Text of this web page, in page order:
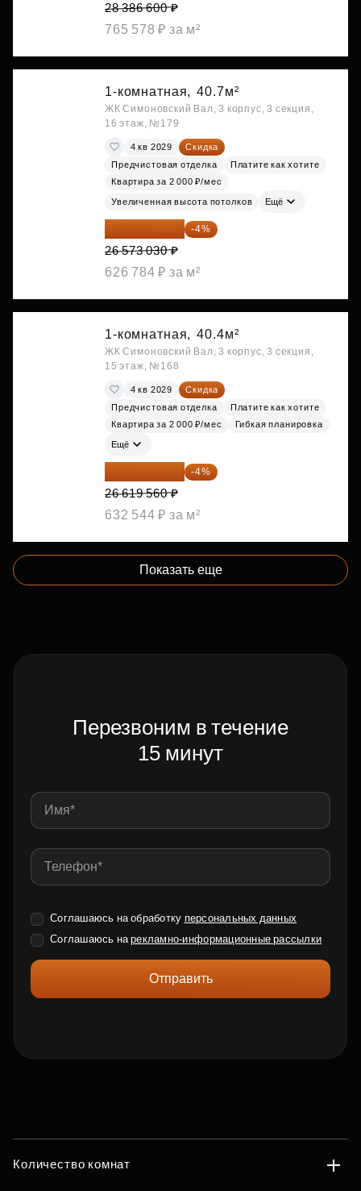
28 386 600 ₽
765 578 ₽ за м²
1-комнатная, 40.7м²
ЖК Симоновский Вал, 3 корпус, 3 секция,
16 этаж, №179
4 кв 2029
Скидка
Предчистовая отделка
Платите как хотите
Квартира за 2 000 ₽/мес
Увеличенная высота потолков Ещё
25 510 109 ₽ -4%
26 573 030 ₽
626 784 ₽ за м²
1-комнатная, 40.4м²
ЖК Симоновский Вал, 3 корпус, 3 секция,
15 этаж, №168
4 кв 2029
Скидка
Предчистовая отделка
Платите как хотите
Квартира за 2 000 ₽/мес
Гибкая планировка
Ещё
25 554 778 ₽ -4%
26 619 560 ₽
632 544 ₽ за м²
Показать еще
Перезвоним в течение
15 минут
Соглашаюсь на обработку персональных данных
Соглашаюсь нарекламно-информационные рассылки
Отправить
Количество комнат